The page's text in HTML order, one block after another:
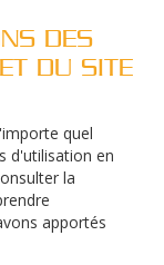
DES
DU SITE
quel
d'utilisation en
la
apportés